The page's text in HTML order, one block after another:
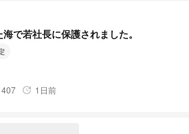
で若社長に保護されました。
407 update 1日前